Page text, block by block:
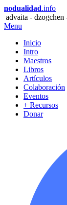
nodualidad.info
advaita - dzogchen
Menu
Inicio
Intro
Maestros
Libros
Artículos
Colaboración
Eventos
+ Recursos
Donar